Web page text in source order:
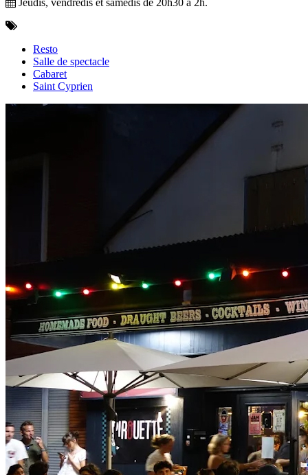
Resto
Salle de spectacle
Cabaret
Saint Cyprien